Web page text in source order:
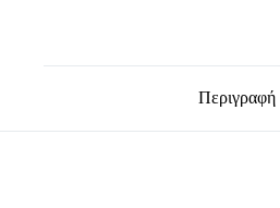
Περιγραφή